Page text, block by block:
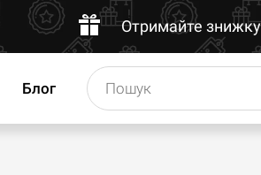
Отримайте
Блог